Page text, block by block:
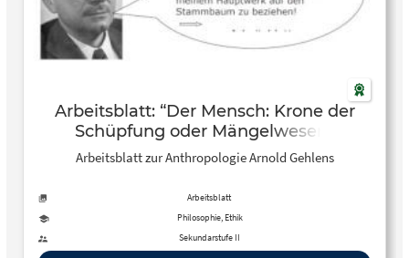
Arbeitsblatt: “Der Mensch: Krone der
Schüpfung oder Mängelwesen”
Arbeitsblatt zur Anthropologie Arnold Gehlens
Arbeitsblatt
Philosophie, Ethik
Sekundarstufe II